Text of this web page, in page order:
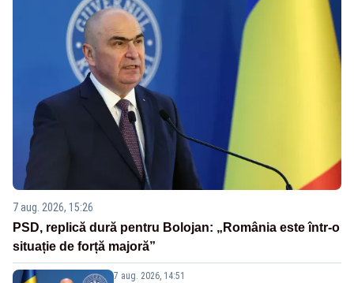
7 aug. 2026, 15:26
PSD, replică dură pentru Bolojan: „România este într-o
situație de forță majoră”
7 aug. 2026, 14:51